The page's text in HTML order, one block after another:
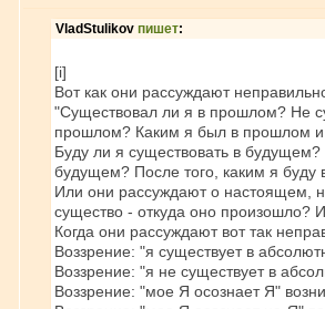
VladStulikov пишет:
[i]
Вот как они рассуждают
"Существовал ли я в прошлом? Не
прошлом? Каким я был в прошлом
Буду ли я существовать в
будущем? После того, каким я буду
Или они рассуждают о настоящем,
существо - откуда оно произошло?
Когда они рассуждают вот так
Воззрение: "я существует в
Воззрение: "я не существует в
Воззрение: "мое Я осознает Я"